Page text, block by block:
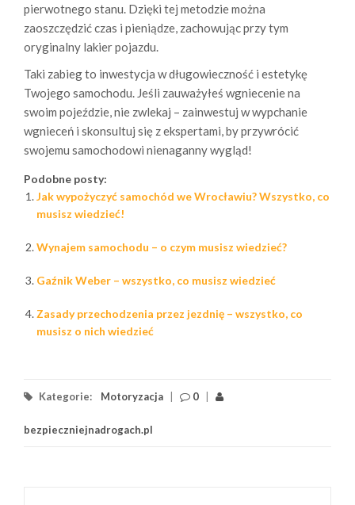
pierwotnego stanu. Dzięki tej metodzie można
zaoszczędzić czas i pieniądze, zachowując przy tym
oryginalny lakier pojazdu.
Taki zabieg to inwestycja w długowieczność i estetykę
Twojego samochodu. Jeśli zauważyłeś wgniecenie na
swoim pojeździe, nie zwlekaj – zainwestuj w wypchanie
wgnieceń i skonsultuj się z ekspertami, by przywrócić
swojemu samochodowi nienaganny wygląd!
Podobne posty:
Jak wypożyczyć samochód we Wrocławiu? Wszystko, co
musisz wiedzieć!
Wynajem samochodu – o czym musisz wiedzieć?
Gaźnik Weber – wszystko, co musisz wiedzieć
Zasady przechodzenia przez jezdnię – wszystko, co
musisz o nich wiedzieć
Kategorie: Motoryzacja 0
bezpieczniejnadrogach.pl